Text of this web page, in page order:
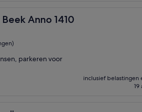
Anno 1410
1410
parkeren voor
inclusief belastingen
19